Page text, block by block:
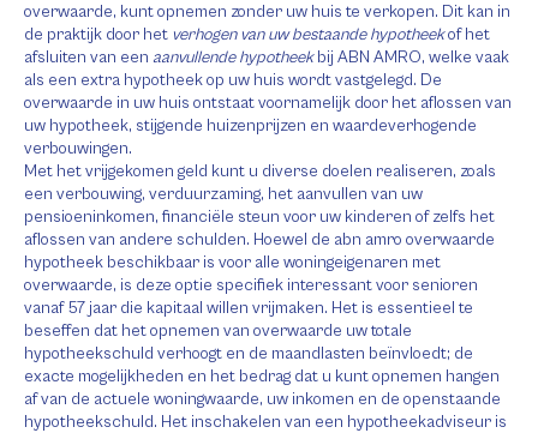
overwaarde, kunt opnemen zonder uw huis te verkopen. Dit kan in
de praktijk door het verhogen van uw bestaande hypotheekof het
afsluiten van een aanvullende hypotheekbij ABN AMRO, welke vaak
als een extra hypotheek op uw huis wordt vastgelegd. De
overwaarde in uw huis ontstaat voornamelijk door het aflossen van
uw hypotheek, stijgende huizenprijzen en waardeverhogende
verbouwingen.
Met het vrijgekomen geld kunt u diverse doelen realiseren, zoals
een verbouwing, verduurzaming, het aanvullen van uw
pensioeninkomen, financiële steun voor uw kinderen of zelfs het
aflossen van andere schulden. Hoewel de abn amro overwaarde
hypotheek beschikbaar is voor alle woningeigenaren met
overwaarde, is deze optie specifiek interessant voor senioren
vanaf 57 jaar die kapitaal willen vrijmaken. Het is essentieel te
beseffen dat het opnemen van overwaarde uw totale
hypotheekschuld verhoogt en de maandlasten beïnvloedt; de
exacte mogelijkheden en het bedrag dat u kunt opnemen hangen
af van de actuele woningwaarde, uw inkomen en de openstaande
hypotheekschuld. Het inschakelen van een hypotheekadviseur is